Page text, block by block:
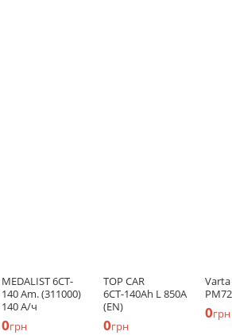
MEDALIST 6CT-
140 Am. (311000)
140 А/ч
0грн
TOP CAR
6СТ-140Ah L 850A
(EN)
0грн
Varta
0грн